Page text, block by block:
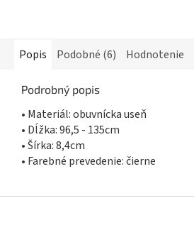
Popis Podobné (6) Hodnotenie
Podrobný popis
• Materiál: obuvnícka useň
• Dĺžka: 96,5 - 135cm
• Šírka: 8,4cm
• Farebné prevedenie: čierne